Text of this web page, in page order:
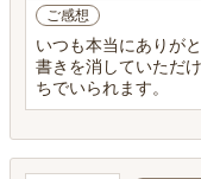
ご感想
いつも本当にありが
書きを消していただ
ちでいられます。